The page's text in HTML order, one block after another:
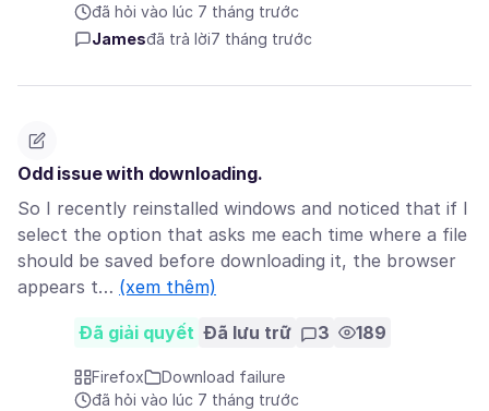
đã hỏi vào lúc 7 tháng trước
Jamesđã trả lời7 tháng trước
Odd issue with downloading.
So I recently reinstalled windows and noticed that if I
select the option that asks me each time where a file
should be saved before downloading it, the browser
appears t… (xem thêm)
Đã giải quyết Đã lưu trữ 3 189
Firefox
Download failure
đã hỏi vào lúc 7 tháng trước